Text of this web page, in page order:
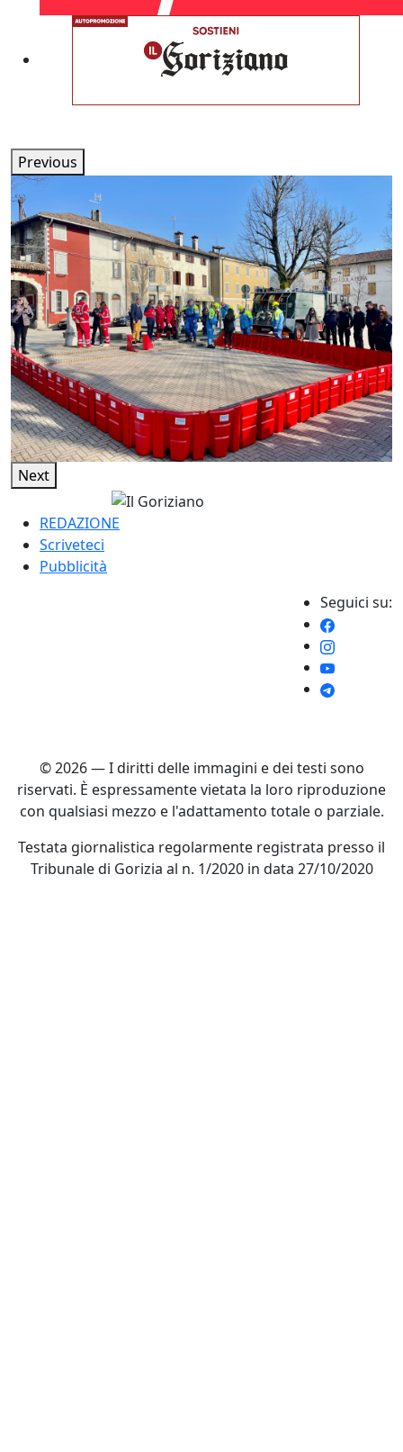
Previous
Next
REDAZIONE
Scriveteci
Pubblicità
Seguici su:
© 2026 — I diritti delle immagini e dei testi sono
riservati. È espressamente vietata la loro riproduzione
con qualsiasi mezzo e l'adattamento totale o parziale.
Testata giornalistica regolarmente registrata presso il
Tribunale di Gorizia al n. 1/2020 in data 27/10/2020